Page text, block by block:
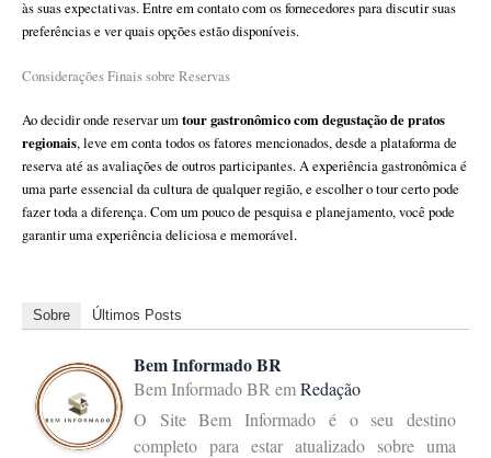
às suas expectativas. Entre em contato com os fornecedores para discutir suas
preferências e ver quais opções estão disponíveis.
Considerações Finais sobre Reservas
Ao decidir onde reservar umtour gastronômico com degustação de pratos
regionais, leve em conta todos os fatores mencionados, desde a plataforma de
reserva até as avaliações de outros participantes. A experiência gastronômica é
uma parte essencial da cultura de qualquer região, e escolher o tour certo pode
fazer toda a diferença. Com um pouco de pesquisa e planejamento, você pode
garantir uma experiência deliciosa e memorável.
Sobre Últimos Posts
Bem Informado BR
Bem Informado BR emRedação
O Site Bem Informado é o seu destino
completo para estar atualizado sobre uma